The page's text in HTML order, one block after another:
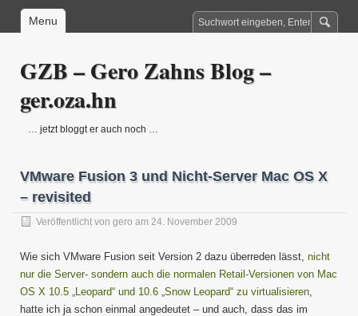
Menu
GZB – Gero Zahns Blog –
ger.oza.hn
… jetzt bloggt er auch noch …
VMware Fusion 3 und Nicht-Server Mac OS X
– revisited
Veröffentlicht von gero am 24. November 2009
Wie sich VMware Fusion seit Version 2 dazu überreden lässt, nicht
nur die Server- sondern auch die normalen Retail-Versionen von Mac
OS X 10.5 „Leopard“ und 10.6 „Snow Leopard“ zu virtualisieren,
hatte ich ja schon einmal angedeutet – und auch, dass das im